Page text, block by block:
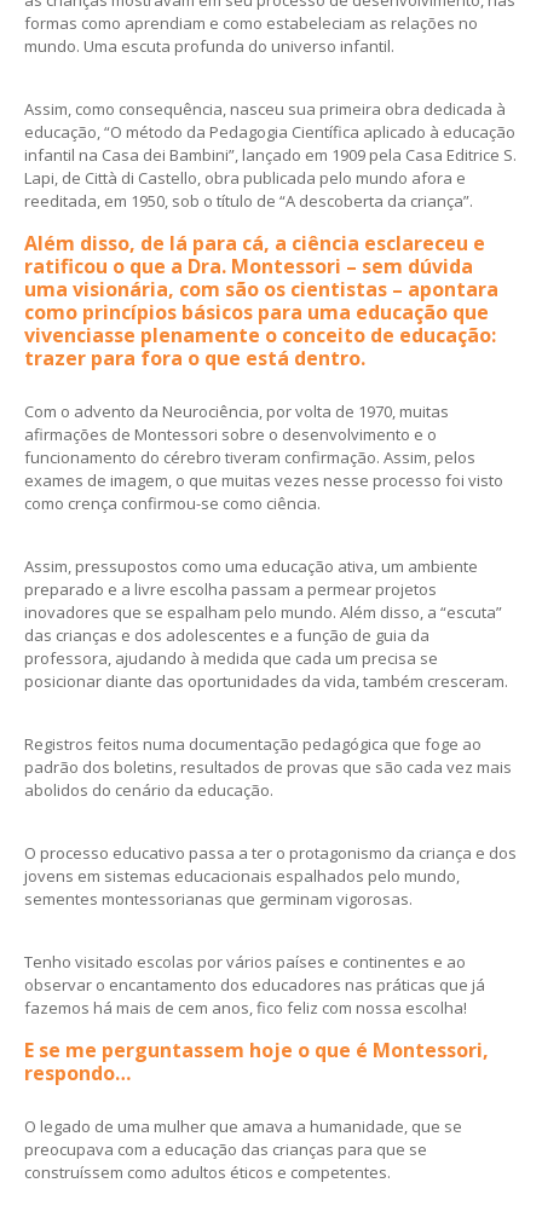
formas como aprendiam e como estabeleciam as relações no
mundo. Uma escuta profunda do universo infantil.
Assim, como consequência, nasceu sua primeira obra dedicada à
educação, “O método da Pedagogia Científica aplicado à educação
infantil na Casa dei Bambini”, lançado em 1909 pela Casa Editrice S.
Lapi, de Città di Castello, obra publicada pelo mundo afora e
reeditada, em 1950, sob o título de “A descoberta da criança”.
Além disso, de lá para cá, a ciência esclareceu e
ratificou o que a Dra. Montessori – sem dúvida
uma visionária, com são os cientistas – apontara
como princípios básicos para uma educação que
vivenciasse plenamente o conceito de educação:
trazer para fora o que está dentro.
Com o advento da Neurociência, por volta de 1970, muitas
afirmações de Montessori sobre o desenvolvimento e o
funcionamento do cérebro tiveram confirmação. Assim, pelos
exames de imagem, o que muitas vezes nesse processo foi visto
como crença confirmou-se como ciência.
Assim, pressupostos como uma educação ativa, um ambiente
preparado e a livre escolha passam a permear projetos
inovadores que se espalham pelo mundo. Além disso, a “escuta”
das crianças e dos adolescentes e a função de guia da
professora, ajudando à medida que cada um precisa se
posicionar diante das oportunidades da vida, também cresceram.
Registros feitos numa documentação pedagógica que foge ao
padrão dos boletins, resultados de provas que são cada vez mais
abolidos do cenário da educação.
O processo educativo passa a ter o protagonismo da criança e dos
jovens em sistemas educacionais espalhados pelo mundo,
sementes montessorianas que germinam vigorosas.
Tenho visitado escolas por vários países e continentes e ao
observar o encantamento dos educadores nas práticas que já
fazemos há mais de cem anos, fico feliz com nossa escolha!
E se me perguntassem hoje o que é Montessori,
respondo…
O legado de uma mulher que amava a humanidade, que se
preocupava com a educação das crianças para que se
construíssem como adultos éticos e competentes.